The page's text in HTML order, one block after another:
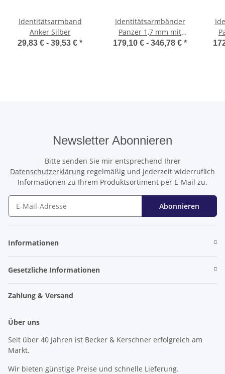
Identitätsarmband
Anker Silber
29,83 € - 39,53 € *
Identitätsarmbänder
Panzer 1,7 mm mit
Elefant
179,10 € - 346,78 € *
Newsletter Abonnieren
Bitte senden Sie mir entsprechend Ihrer
Datenschutzerklärung regelmäßig und jederzeit widerruflich
Informationen zu Ihrem Produktsortiment per E-Mail zu.
Abonnieren
Informationen
Gesetzliche Informationen
Zahlung & Versand
Über uns
Seit über 40 Jahren ist Becker & Kerschner erfolgreich am
Markt.
Wir bieten günstige Preise und schnelle Lieferung.